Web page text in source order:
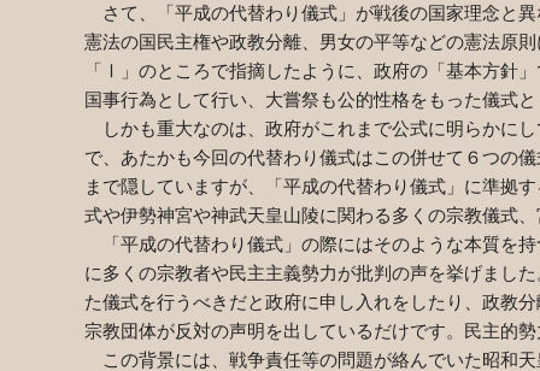
さて、「平成の代替わり儀式」が戦後の国家理念と
憲法の国民主権や政教分離、男女の平等などの憲法原
「Ⅰ」のところで指摘したように、政府の「基本方針
国事行為として行い、大嘗祭も公的性格をもった儀式
しかも重大なのは、政府がこれまで公式に明らかに
で、あたかも今回の代替わり儀式はこの併せて６つの
まで隠していますが、「平成の代替わり儀式」に準拠
式や伊勢神宮や神武天皇山陵に関わる多くの宗教儀式
「平成の代替わり儀式」の際にはそのような本質を
に多くの宗教者や民主主義勢力が批判の声を挙げまし
た儀式を行うべきだと政府に申し入れをしたり、政教
宗教団体が反対の声明を出しているだけです。民主的
この背景には、戦争責任等の問題が絡んでいた昭和